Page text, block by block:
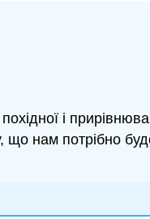
і
що нам потрібно